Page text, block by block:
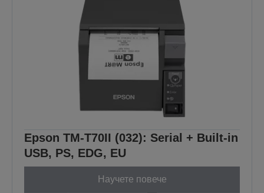
Epson TM-T70II (032): Serial + Built-in
USB, PS, EDG, EU
Научете повече